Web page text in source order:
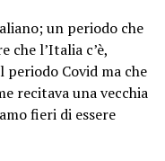
un periodo che
che l’Italia c’è,
periodo Covid ma che
recitava una vecchia
fieri di essere